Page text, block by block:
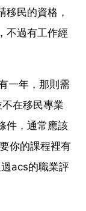
民的資格，
不過有工作經
一年，那則需
在移民專業
件，通常應該
你的課程裡有
acs的職業評